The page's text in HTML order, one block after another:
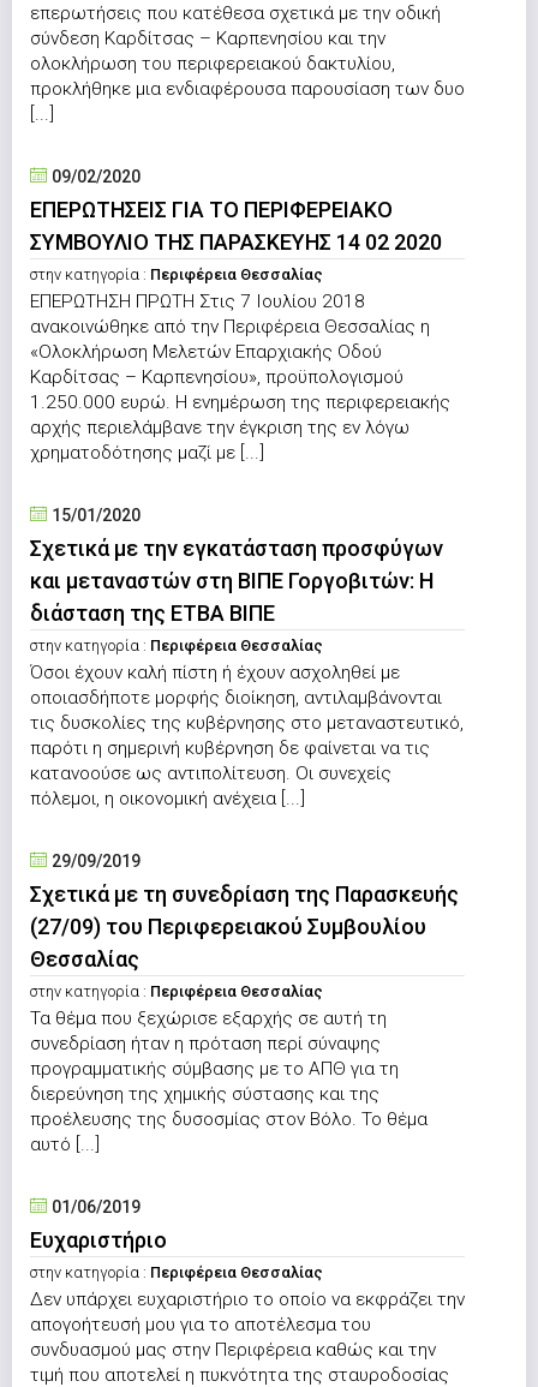
επερωτήσεις που κατέθεσα σχετικά με την οδική
σύνδεση Καρδίτσας – Καρπενησίου και την
ολοκλήρωση του περιφερειακού δακτυλίου,
προκλήθηκε μια ενδιαφέρουσα παρουσίαση των δυο
[...]
09/02/2020
ΕΠΕΡΩΤΗΣΕΙΣ ΓΙΑ ΤΟ ΠΕΡΙΦΕΡΕΙΑΚΟ
ΣΥΜΒΟΥΛΙΟ ΤΗΣ ΠΑΡΑΣΚΕΥΗΣ 14 02 2020
στην κατηγορία : Περιφέρεια Θεσσαλίας
ΕΠΕΡΩΤΗΣΗ ΠΡΩΤΗ Στις 7 Ιουλίου 2018
ανακοινώθηκε από την Περιφέρεια Θεσσαλίας η
«Ολοκλήρωση Μελετών Επαρχιακής Οδού
Καρδίτσας – Καρπενησίου», προϋπολογισμού
1.250.000 ευρώ. Η ενημέρωση της περιφερειακής
αρχής περιελάμβανε την έγκριση της εν λόγω
χρηματοδότησης μαζί με [...]
15/01/2020
Σχετικά με την εγκατάσταση προσφύγων
και μεταναστών στη ΒΙΠΕ Γοργοβιτών: Η
διάσταση της ΕΤΒΑ ΒΙΠΕ
στην κατηγορία : Περιφέρεια Θεσσαλίας
Όσοι έχουν καλή πίστη ή έχουν ασχοληθεί με
οποιασδήποτε μορφής διοίκηση, αντιλαμβάνονται
τις δυσκολίες της κυβέρνησης στο μεταναστευτικό,
παρότι η σημερινή κυβέρνηση δε φαίνεται να τις
κατανοούσε ως αντιπολίτευση. Οι συνεχείς
πόλεμοι, η οικονομική ανέχεια [...]
29/09/2019
Σχετικά με τη συνεδρίαση της Παρασκευής
(27/09) του Περιφερειακού Συμβουλίου
Θεσσαλίας
στην κατηγορία : Περιφέρεια Θεσσαλίας
Τα θέμα που ξεχώρισε εξαρχής σε αυτή τη
συνεδρίαση ήταν η πρόταση περί σύναψης
προγραμματικής σύμβασης με το ΑΠΘ για τη
διερεύνηση της χημικής σύστασης και της
προέλευσης της δυσοσμίας στον Βόλο. Το θέμα
αυτό [...]
01/06/2019
Ευχαριστήριο
στην κατηγορία : Περιφέρεια Θεσσαλίας
Δεν υπάρχει ευχαριστήριο το οποίο να εκφράζει την
απογοήτευσή μου για το αποτέλεσμα του
συνδυασμού μας στην Περιφέρεια καθώς και την
τιμή που αποτελεί η πυκνότητα της σταυροδοσίας